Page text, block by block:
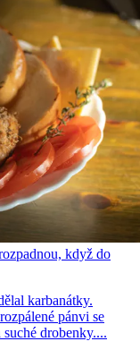
když do
karbanátky.
pánvi se
drobenky....